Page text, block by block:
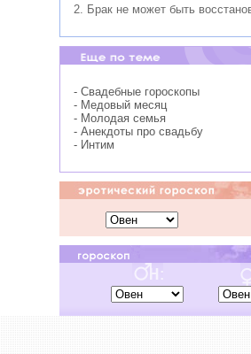
2. Брак не может быть
- Свадебные гороскопы
- Медовый месяц
- Молодая семья
- Анекдоты про свадьбу
- Интим